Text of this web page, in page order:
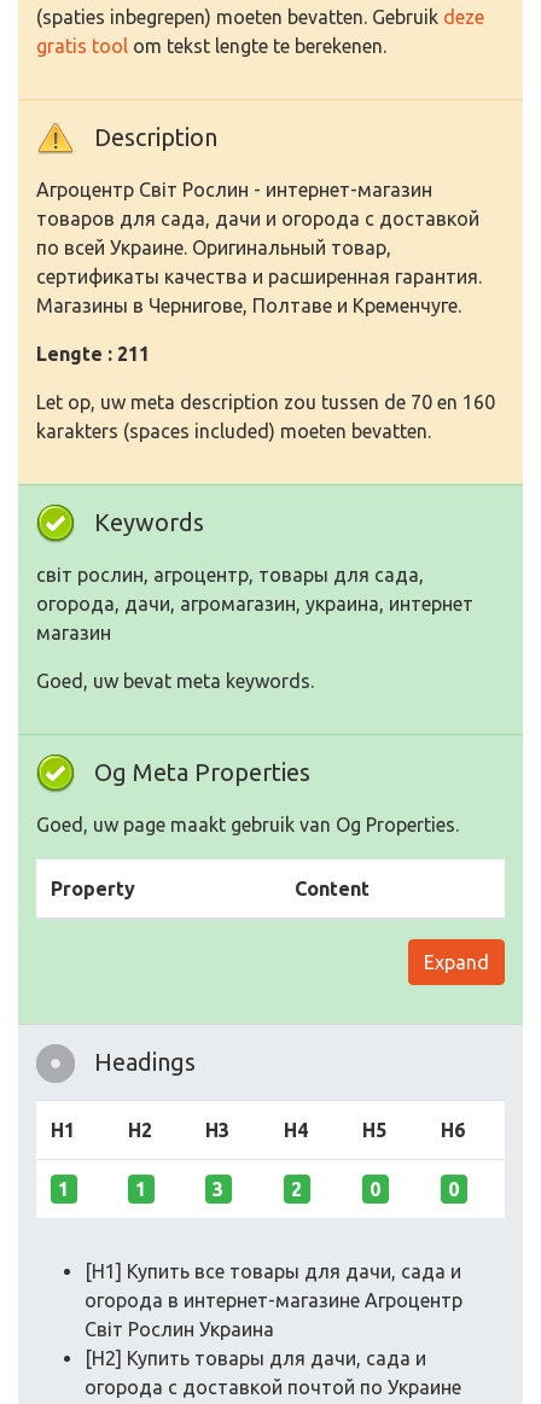
(spaties inbegrepen) moeten bevatten. Gebruik deze
gratis tool om tekst lengte te berekenen.
Description
Агроцентр Світ Рослин - интернет-магазин
товаров для сада, дачи и огорода с доставкой
по всей Украине. Оригинальный товар,
сертификаты качества и расширенная гарантия.
Магазины в Чернигове, Полтаве и Кременчуге.
Lengte : 211
Let op, uw meta description zou tussen de 70 en 160
karakters (spaces included) moeten bevatten.
Keywords
світ рослин, агроцентр, товары для сада,
огорода, дачи, агромагазин, украина, интернет
магазин
Goed, uw bevat meta keywords.
Og Meta Properties
Goed, uw page maakt gebruik van Og Properties.
Property Content
Expand
Headings
H1 H2 H3 H4 H5 H6
1 1 3 2 0 0
[H1] Купить все товары для дачи, сада и
огорода в интернет-магазине Агроцентр
Світ Рослин Украина
[H2] Купить товары для дачи, сада и
огорода с доставкой почтой по Украине